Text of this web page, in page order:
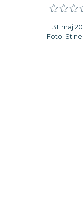
31. maj
Foto: